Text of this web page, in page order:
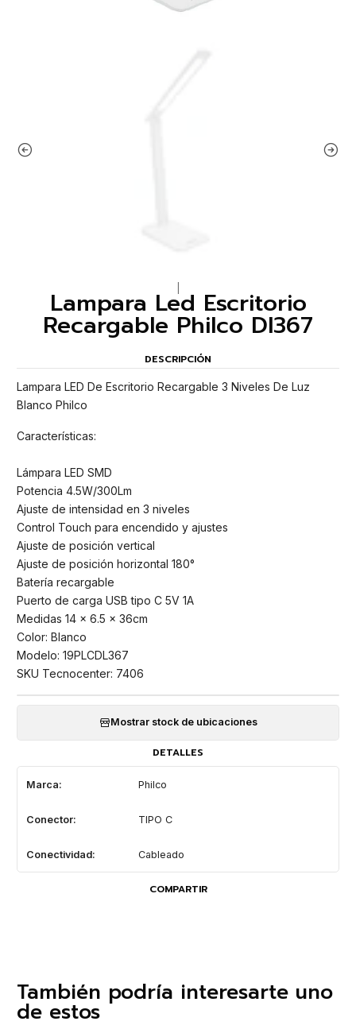
Lampara Led Escritorio
Recargable Philco Dl367
DESCRIPCIÓN
Lampara LED De Escritorio Recargable 3 Niveles De Luz
Blanco Philco
Características:
Lámpara LED SMD
Potencia 4.5W/300Lm
Ajuste de intensidad en 3 niveles
Control Touch para encendido y ajustes
Ajuste de posición vertical
Ajuste de posición horizontal 180°
Batería recargable
Puerto de carga USB tipo C 5V 1A
Medidas 14 x 6.5 x 36cm
Color: Blanco
Modelo: 19PLCDL367
SKU Tecnocenter: 7406
Mostrar stock de ubicaciones
DETALLES
Marca: Philco
Conector: TIPO C
Conectividad: Cableado
COMPARTIR
También podría interesarte uno
de estos